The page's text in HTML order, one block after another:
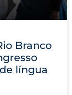
Branco
língua